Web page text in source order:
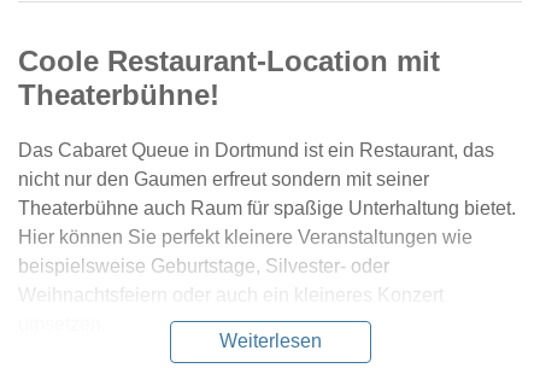
Coole Restaurant-Location mit
Theaterbühne!
Das Cabaret Queue in Dortmund ist ein Restaurant, das
nicht nur den Gaumen erfreut sondern mit seiner
Theaterbühne auch Raum für spaßige Unterhaltung bietet.
Hier können Sie perfekt kleinere Veranstaltungen wie
beispielsweise Geburtstage, Silvester- oder
Weihnachtsfeiern oder auch ein kleineres Konzert
Weiterlesen